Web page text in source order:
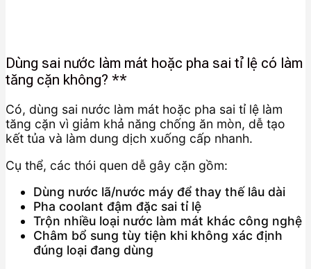
Dùng sai nước làm mát hoặc pha sai tỉ lệ có làm
tăng cặn không? **
Có, dùng sai nước làm mát hoặc pha sai tỉ lệ làm
tăng cặn vì giảm khả năng chống ăn mòn, dễ tạo
kết tủa và làm dung dịch xuống cấp nhanh.
Cụ thể, các thói quen dễ gây cặn gồm:
Dùng nước lã/nước máy để thay thế lâu dài
Pha coolant đậm đặc sai tỉ lệ
Trộn nhiều loại nước làm mát khác công nghệ
Châm bổ sung tùy tiện khi không xác định
đúng loại đang dùng